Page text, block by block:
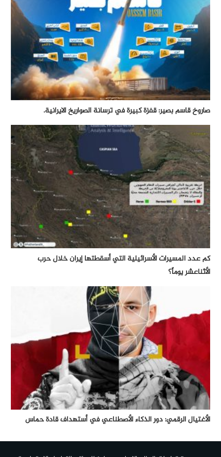
صاروخ قاسم بصير: قفزة كبيرة في ترسانة الصواريخ الايرانية.
كم عدد المسيرات الأسرائيلية التي أسقطتها إيران خلال حرب
الأثناعشر يوماً؟
الأغتيال الرقمي: دور الذكاء الأصطناعي في أستهداف قادة حماس